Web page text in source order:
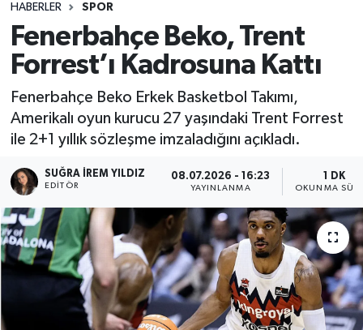
HABERLER SPOR
Fenerbahçe Beko, Trent
Forrest’ı Kadrosuna Kattı
Fenerbahçe Beko Erkek Basketbol Takımı,
Amerikalı oyun kurucu 27 yaşındaki Trent Forrest
ile 2+1 yıllık sözleşme imzaladığını açıkladı.
SUĞRA İREM YILDIZ
EDITÖR
08.07.2026 - 16:23
YAYINLANMA
1 DK
OKUNMA
SPOR
RESMİ İLANLAR
Son Dakika Haberleri
Haber Arşivi